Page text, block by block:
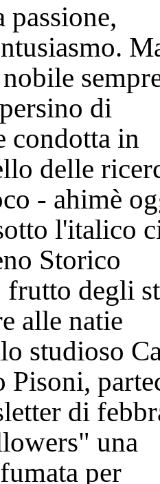
passione,
di
condotta in
delle
- ahimè
l'italico
Storico
frutto degli
alle natie
studioso
Pisoni,
di
una
per